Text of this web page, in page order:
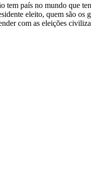
país no mundo que
eleito, quem são
com as eleições